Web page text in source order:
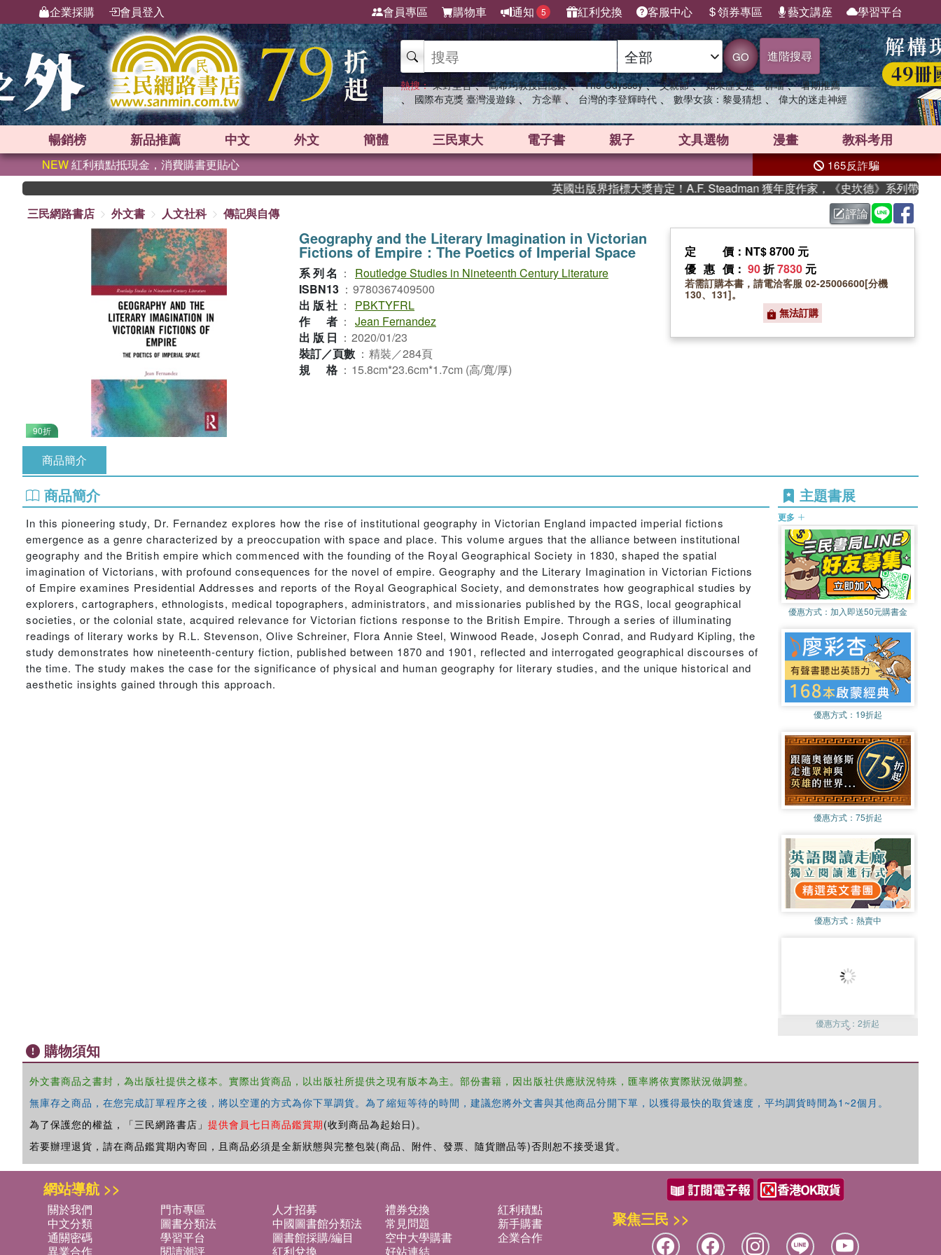
企業採購 會員登入 會員專區 購物車 通知 5 紅利兌換 客服中心 領券專區 藝文講座 學習平台
GO 進階搜尋
熱搜： 東野圭吾 、 高希均教授回憶錄 、 The Odyssey 、 父親節 、 如果歷史是一群喵 、 暑期推薦
、 國際布克獎 臺灣漫遊錄 、 方念華 、 台灣的李登輝時代 、 數學女孩：黎曼猜想 、 偉大的迷走神經
暢銷榜 新品推薦 中文 外文 簡體 三民東大 電子書 親子 文具選物 漫畫 教科考用
NEW紅利積點抵現金，消費購書更貼心 165反詐騙
英國出版界指標大獎肯定！A.F. Steadman 獲年度作家，《史坎德》系列帶你踏上
三民網路書店
外文書 人文社科 傳記與自傳 評論
90折
Geography and the Literary Imagination in Victorian
Fictions of Empire：The Poetics of Imperial Space
系列名 ：
Routledge Studies in Nineteenth Century Literature
ISBN13 ： 9780367409500
出版社 ：
PBKTYFRL
作者 ： Jean Fernandez
出版日 ： 2020/01/23
裝訂／頁數 ： 精裝／284頁
規格 ： 15.8cm*23.6cm*1.7cm (高/寬/厚)
定價 ：NT$ 8700 元
優惠價 ： 90折7830 元
若需訂購本書，請電洽客服 02-25006600[分機
130、131]。
無法訂購
商品簡介
商品簡介
In this pioneering study, Dr. Fernandez explores how the rise of institutional geography in Victorian England impacted imperial fictions
emergence as a genre characterized by a preoccupation with space and place. This volume argues that the alliance between institutional
geography and the British empire which commenced with the founding of the Royal Geographical Society in 1830, shaped the spatial
imagination of Victorians, with profound consequences for the novel of empire. Geography and the Literary Imagination in Victorian Fictions
of Empire examines Presidential Addresses and reports of the Royal Geographical Society, and demonstrates how geographical studies by
explorers, cartographers, ethnologists, medical topographers, administrators, and missionaries published by the RGS, local geographical
societies, or the colonial state, acquired relevance for Victorian fictions response to the British Empire. Through a series of illuminating
readings of literary works by R.L. Stevenson, Olive Schreiner, Flora Annie Steel, Winwood Reade, Joseph Conrad, and Rudyard Kipling, the
study demonstrates how nineteenth-century fiction, published between 1870 and 1901, reflected and interrogated geographical discourses of
the time. The study makes the case for the significance of physical and human geography for literary studies, and the unique historical and
aesthetic insights gained through this approach.
主題書展
更多
優惠方式： 加入即送50元購書金
優惠方式： 19折起
優惠方式： 75折起
優惠方式： 熱賣中
優惠方式：2折起
購物須知
外文書商品之書封，為出版社提供之樣本。實際出貨商品，以出版社所提供之現有版本為主。部份書籍，因出版社供應狀況特殊，匯率將依實際狀況做調整。
無庫存之商品，在您完成訂單程序之後，將以空運的方式為你下單調貨。為了縮短等待的時間，建議您將外文書與其他商品分開下單，以獲得最快的取貨速度，平均調貨時間為1~2個月。
為了保護您的權益，「三民網路書店」 提供會員七日商品鑑賞期(收到商品為起始日)。
若要辦理退貨，請在商品鑑賞期內寄回，且商品必須是全新狀態與完整包裝(商品、附件、發票、隨貨贈品等)否則恕不接受退貨。
網站導航 >>
關於我們 門市專區 人才招募 禮券兌換
紅利積點
中文分類
圖書分類法 中國圖書館分類法 常見問題
新手購書
通關密碼
學習平台 圖書館採購/編目 空中大學購書
企業合作
異業合作
閱讀潮評 紅利兌換 好站連結
聚焦三民 >>